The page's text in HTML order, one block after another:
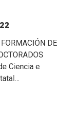
DE
Ciencia e